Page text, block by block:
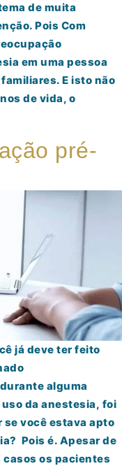
de muita
Pois Com
em uma pessoa
E isto não
de vida, o
pré-
já deve ter feito
alguma
da anestesia, foi
você estava apto
Pois é. Apesar de
os pacientes